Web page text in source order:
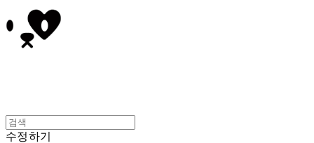
수정하기